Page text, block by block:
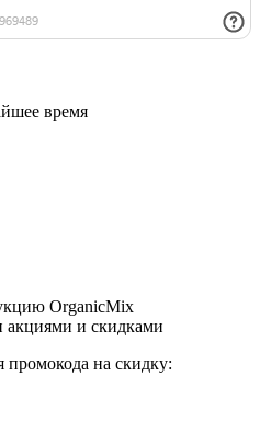
время
OrganicMix
акциями и скидками
промокода на скидку: